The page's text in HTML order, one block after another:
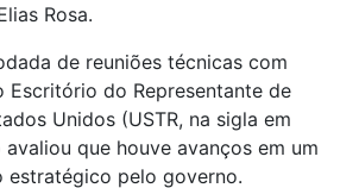
Rosa.
de reuniões técnicas com
Escritório do Representante de
Unidos (USTR, na sigla em
que houve avanços em um
estratégico pelo governo.